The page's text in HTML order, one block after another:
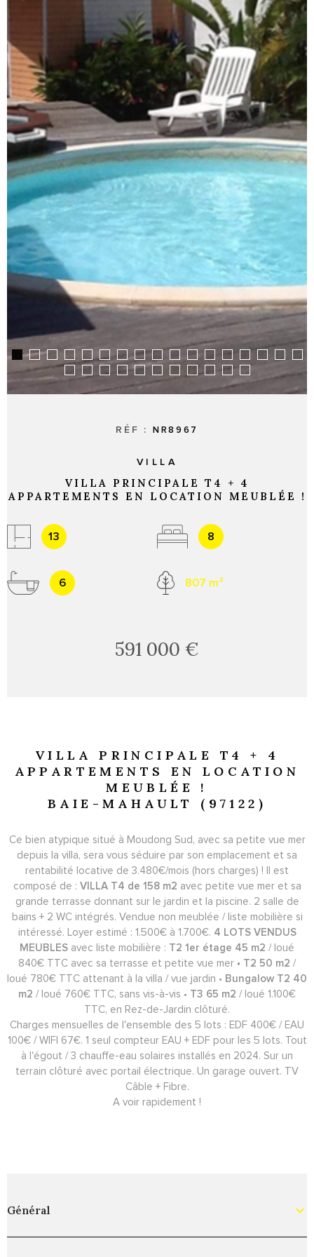
SYNDIC
RÉF :NR8967
VILLA
VILLA PRINCIPALE T4 + 4
APPARTEMENTS EN LOCATION MEUBLÉE !
13 8
6 807 m²
591 000 €
VILLA PRINCIPALE T4 + 4
APPARTEMENTS EN LOCATION
MEUBLÉE !
BAIE-MAHAULT (97122)
Ce bien atypique situé à Moudong Sud, avec sa petite vue mer
depuis la villa, sera vous séduire par son emplacement et sa
rentabilité locative de 3.480€/mois (hors charges) ! Il est
composé de : VILLA T4 de 158 m2 avec petite vue mer et sa
grande terrasse donnant sur le jardin et la piscine. 2 salle de
bains + 2 WC intégrés. Vendue non meublée / liste mobilière si
intéressé. Loyer estimé : 1.500€ à 1.700€. 4 LOTS VENDUS
MEUBLES avec liste mobilière : T2 1er étage 45 m2 / loué
840€ TTC avec sa terrasse et petite vue mer • T2 50 m2 /
loué 780€ TTC attenant à la villa / vue jardin • Bungalow T2 40
m2 / loué 760€ TTC, sans vis-à-vis • T3 65 m2 / loué 1.100€
TTC, en Rez-de-Jardin clôturé.
Charges mensuelles de l'ensemble des 5 lots : EDF 400€ / EAU
100€ / WIFI 67€. 1 seul compteur EAU + EDF pour les 5 lots. Tout
à l'égout / 3 chauffe-eau solaires installés en 2024. Sur un
terrain clôturé avec portail électrique. Un garage ouvert. TV
Câble + Fibre.
A voir rapidement !
Général